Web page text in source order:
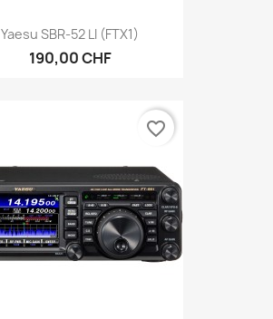
Yaesu SBR-52 LI (FTX1)
190,00 CHF
favorite_border